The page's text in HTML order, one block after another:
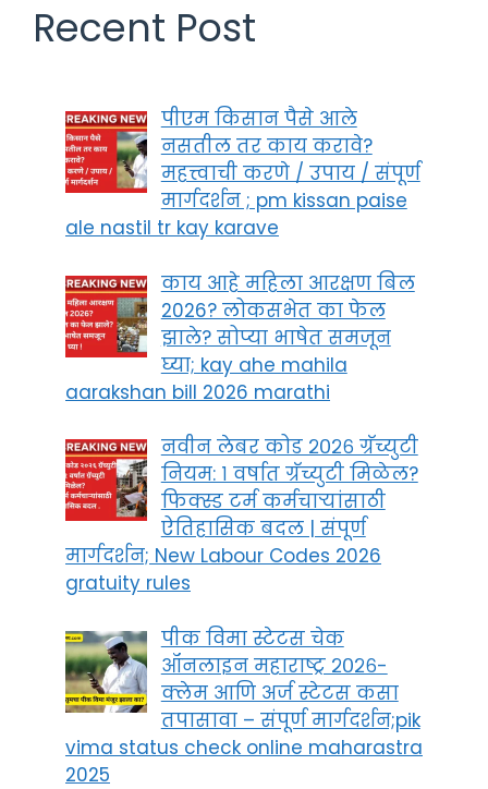
Recent Post
पीएम किसान पैसे आले
नसतील तर काय करावे?
महत्त्वाची करणे / उपाय / संपूर्ण
मार्गदर्शन ; pm kissan paise
ale nastil tr kay karave
काय आहे महिला आरक्षण बिल
2026? लोकसभेत का फेल
झाले? सोप्या भाषेत समजून
घ्या; kay ahe mahila
aarakshan bill 2026 marathi
नवीन लेबर कोड २०२६ ग्रॅच्युटी
नियम: १ वर्षात ग्रॅच्युटी मिळेल?
फिक्स्ड टर्म कर्मचाऱ्यांसाठी
ऐतिहासिक बदल | संपूर्ण
मार्गदर्शन; New Labour Codes 2026
gratuity rules
पीक विमा स्टेटस चेक
ऑनलाइन महाराष्ट्र २०२६-
क्लेम आणि अर्ज स्टेटस कसा
तपासावा – संपूर्ण मार्गदर्शन;pik
vima status check online maharastra
2025